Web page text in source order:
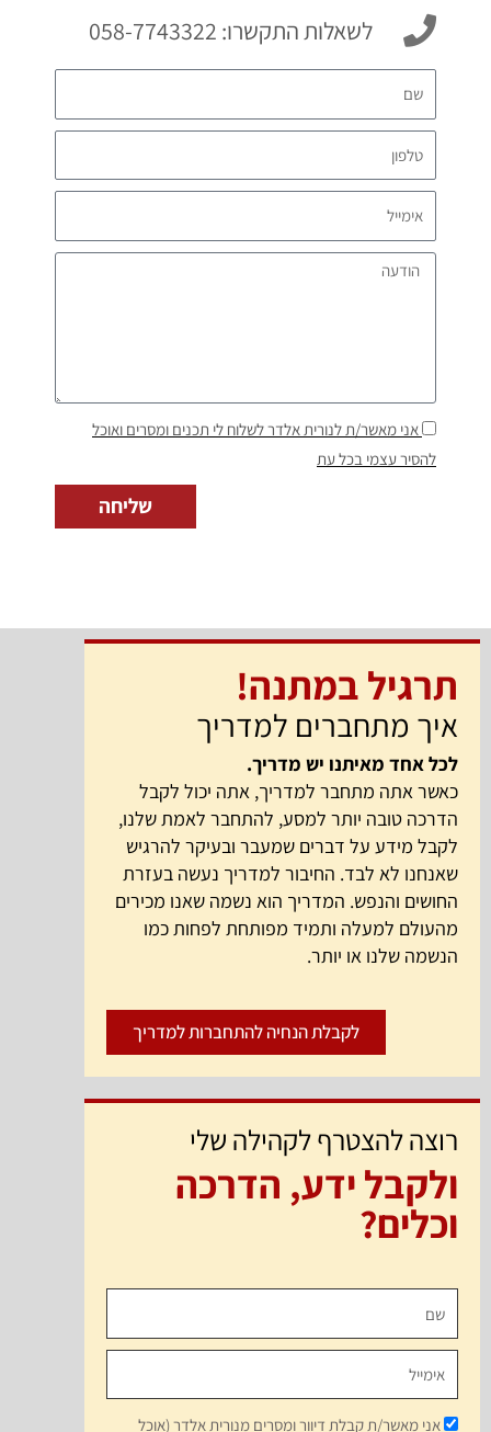
לשאלות התקשרו: 058-7743322
אני מאשר/ת לנורית אלדר לשלוח לי תכנים ומסרים ואוכל
להסיר עצמי בכל עת
שליחה
תרגיל במתנה!
איך מתחברים למדריך
לכל אחד מאיתנו יש מדריך.
כאשר אתה מתחבר למדריך, אתה יכול לקבל
הדרכה טובה יותר למסע, להתחבר לאמת שלנו,
לקבל מידע על דברים שמעבר ובעיקר להרגיש
שאנחנו לא לבד. החיבור למדריך נעשה בעזרת
החושים והנפש. המדריך הוא נשמה שאנו מכירים
מהעולם למעלה ותמיד מפותחת לפחות כמו
הנשמה שלנו או יותר.
לקבלת הנחיה להתחברות למדריך
רוצה להצטרף לקהילה שלי
ולקבל ידע, הדרכה
וכלים?
אני מאשר/ת קבלת דיוור ומסרים מנורית אלדר (אוכל